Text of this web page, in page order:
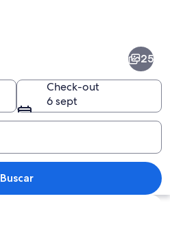
Un grupo de personas cerca del
25
Check-out
6 sept
Buscar